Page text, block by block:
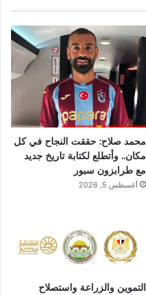
محمد صلاح: حققت النجاح في كل
مكان.. وأتطلع لكتابة تاريخ جديد
مع طرابزون سبور
أغسطس 5, 2026
التموين والزراعة واستصلاح